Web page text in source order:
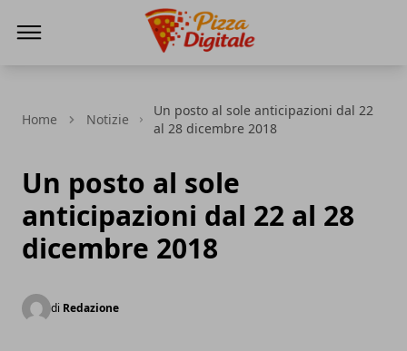
Home Notizie
Un posto al sole anticipazioni dal 22
al 28 dicembre 2018
Un posto al sole
anticipazioni dal 22 al 28
dicembre 2018
di Redazione